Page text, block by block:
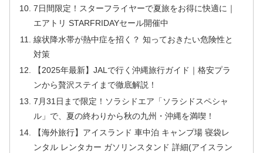
7日間限定！スターフライヤーで夏旅をお得に快適に｜
エアトリ STARFRIDAYセール開催中
線状降水帯が熱中症を招く？ 知っておきたい危険性と
対策
【2025年最新】JALで行く沖縄旅行ガイド｜格安プラ
ンから贅沢ステイまで徹底解説！
7月31日まで限定！ソラシドエア「ソラシドスペシャ
ル」で、夏の終わりから秋の九州・沖縄を満喫！
【海外旅行】アイスランド 車中泊 キャンプ場 寝袋レ
ンタル レンタカー ガソリンスタンド 詳細(アイスラン